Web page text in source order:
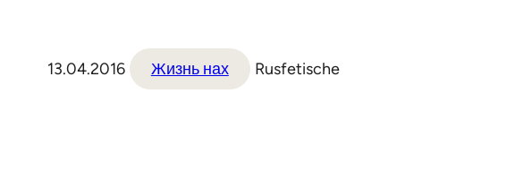
13.04.2016 Жизнь нах Rusfetische